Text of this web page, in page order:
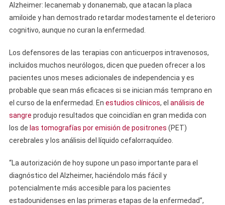
Alzheimer: lecanemab y donanemab, que atacan la placa
amiloide y han demostrado retardar modestamente el deterioro
cognitivo, aunque no curan la enfermedad.
Los defensores de las terapias con anticuerpos intravenosos,
incluidos muchos neurólogos, dicen que pueden ofrecer a los
pacientes unos meses adicionales de independencia y es
probable que sean más eficaces si se inician más temprano en
el curso de la enfermedad. En estudios clínicos, el análisis de
sangre produjo resultados que coincidían en gran medida con
los de las tomografías por emisión de positrones (PET)
cerebrales y los análisis del líquido cefalorraquídeo.
“La autorización de hoy supone un paso importante para el
diagnóstico del Alzheimer, haciéndolo más fácil y
potencialmente más accesible para los pacientes
estadounidenses en las primeras etapas de la enfermedad”,